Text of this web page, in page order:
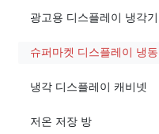
광고용 디스플레이 냉각기
슈퍼마켓 디스플레이 냉동
냉각 디스플레이 캐비넷
저온 저장 방